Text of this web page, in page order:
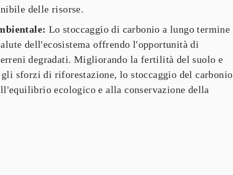
delle risorse.
Lo stoccaggio di carbonio a lungo termine
dell'ecosistema offrendo l'opportunità di
degradati. Migliorando la fertilità del suolo e
gli sforzi di riforestazione, lo stoccaggio del carbonio
ecologico e alla conservazione della